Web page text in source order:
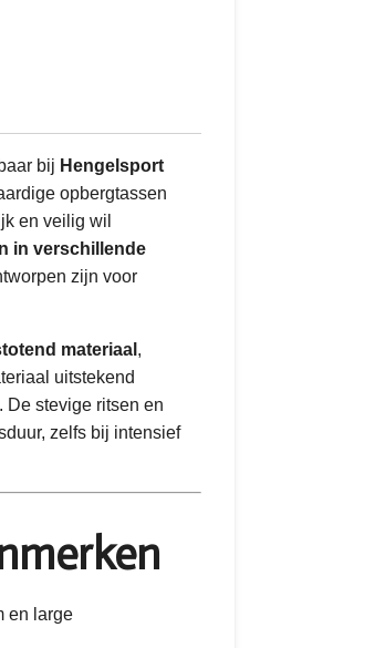
bij Hengelsport
opbergtassen
en veilig wil
in verschillende
zijn voor
materiaal ,
uitstekend
De stevige ritsen en
zelfs bij intensief
en large